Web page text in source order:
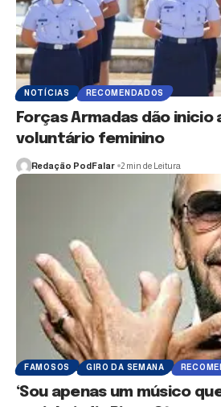
NOTÍCIAS RECOMENDADOS
Forças Armadas dão
voluntário feminino
Redação PodFalar 2 min de Leitura
FAMOSOS GIRO DA SEMANA
‘Sou apenas um músico